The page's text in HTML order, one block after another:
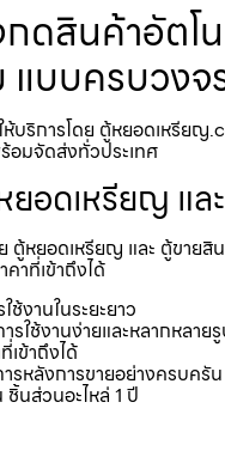
ดสินค้า​อัต
บบครบวงจ
บริการโดย ตู้หยอดเหรีย
อมจัดส่งทั่วประเทศ
อดเหรียญ แ
ตู้หยอดเหรียญ และ ตู้ขาย
าที่เข้าถึงได้
งานในระยะยาว
ใช้งานง่ายและหลากหลาย
เข้าถึงได้
รหลังการขายอย่างครบครัน
นส่วนอะไหล่ 1 ปี